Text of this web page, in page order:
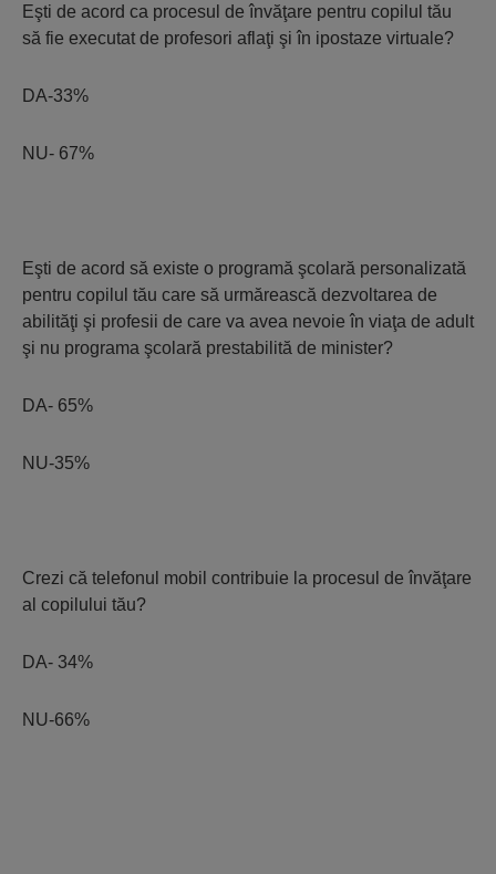
Eşti de acord ca procesul de învăţare pentru copilul tău
să fie executat de profesori aflaţi şi în ipostaze virtuale?
DA-33%
NU- 67%
Eşti de acord să existe o programă şcolară personalizată
pentru copilul tău care să urmărească dezvoltarea de
abilităţi şi profesii de care va avea nevoie în viaţa de adult
şi nu programa şcolară prestabilită de minister?
DA- 65%
NU-35%
Crezi că telefonul mobil contribuie la procesul de învăţare
al copilului tău?
DA- 34%
NU-66%